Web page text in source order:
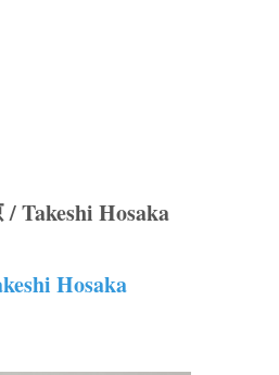
Takeshi Hosaka
Hosaka